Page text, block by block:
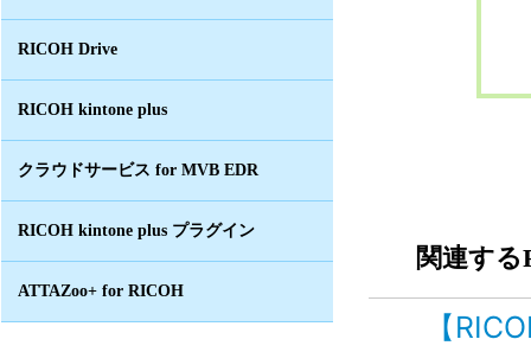
RICOH Drive
RICOH kintone plus
クラウドサービス for MVB EDR
RICOH kintone plus プラグイン
ATTAZoo+ for RICOH
関連する
【